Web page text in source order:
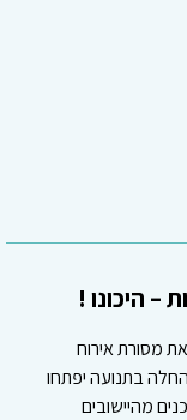
– היכונו !
מסורת אירוח
בתנועה יפתחו
מהיישובים